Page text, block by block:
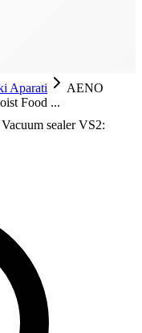
Aparati
AENO
Food ...
sealer VS2: